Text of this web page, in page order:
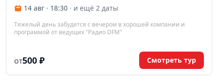
14 авг · 18:30 · и ещё 2 даты
Тяжелый день забудется с вечером в хорошей компании и
программой от ведущих "Радио DFM"
ОТ500 ₽ Смотреть тур